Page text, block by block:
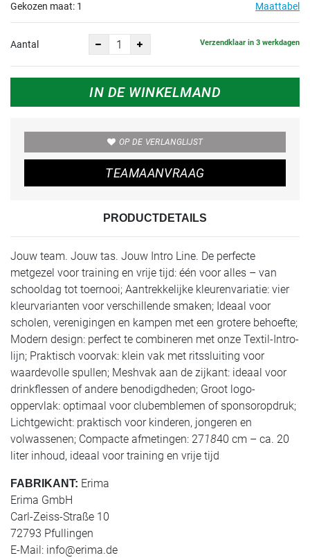
Gekozen maat: 1 Maattabel
Aantal Verzendklaar in 3 werkdagen
IN DE WINKELMAND
OP DE VERLANGLIJST
TEAMAANVRAAG
PRODUCTDETAILS
Jouw team. Jouw tas. Jouw Intro Line. De perfecte
metgezel voor training en vrije tijd: één voor alles – van
schooldag tot toernooi; Aantrekkelijke kleurenvariatie: vier
kleurvarianten voor verschillende smaken; Ideaal voor
scholen, verenigingen en kampen met een grotere behoefte;
Modern design: perfect te combineren met onze Textil-Intro-
lijn; Praktisch voorvak: klein vak met ritssluiting voor
waardevolle spullen; Meshvak aan de zijkant: ideaal voor
drinkflessen of andere benodigdheden; Groot logo-
oppervlak: optimaal voor clubemblemen of sponsoropdruk;
Lichtgewicht: praktisch voor kinderen, jongeren en
volwassenen; Compacte afmetingen: 271840 cm – ca. 20
liter inhoud, ideaal voor training en vrije tijd
FABRIKANT: Erima
Erima GmbH
Carl-Zeiss-Straße 10
72793 Pfullingen
E-Mail: info@erima.de